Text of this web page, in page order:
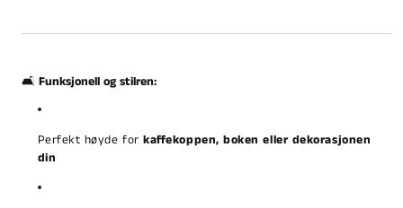
🛋️ Funksjonell og stilren:
Perfekt høyde forkaffekoppen, boken eller dekorasjonen
din